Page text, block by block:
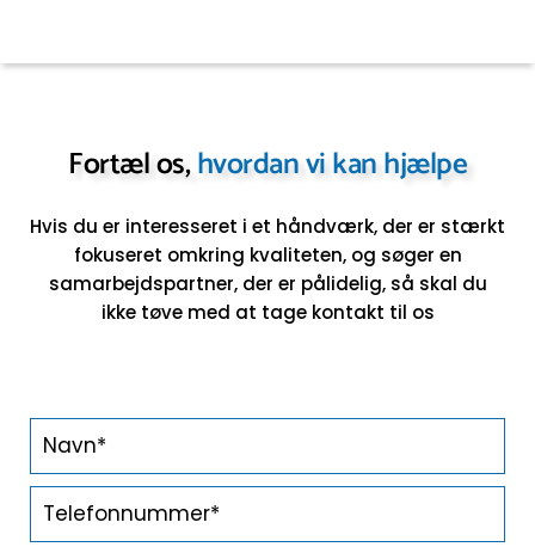
Fortæl os,hvordan vi kan hjælpe
Hvis du er interesseret i et håndværk, der er stærkt
fokuseret omkring kvaliteten, og søger en
samarbejdspartner,der er pålidelig, så skal du
ikke tøve med at tage kontakt til os